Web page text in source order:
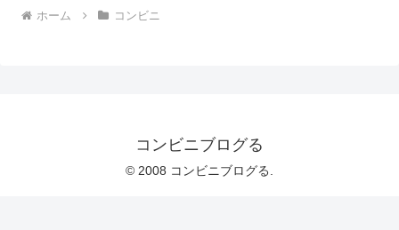
ホーム コンビニ
コンビニブログる
© 2008 コンビニブログる.